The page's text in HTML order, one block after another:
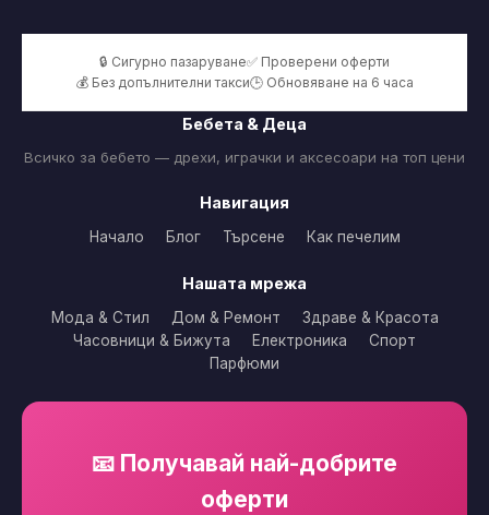
🔒 Сигурно пазаруване✅ Проверени оферти
💰 Без допълнителни такси🕒 Обновяване на 6 часа
Бебета & Деца
Всичко за бебето — дрехи, играчки и аксесоари на топ цени
Навигация
Начало Блог Търсене Как печелим
Нашата мрежа
Мода & Стил Дом & Ремонт
Здраве & Красота
Часовници & Бижута
Електроника
Спорт
Парфюми
📧 Получавай най-добрите
оферти